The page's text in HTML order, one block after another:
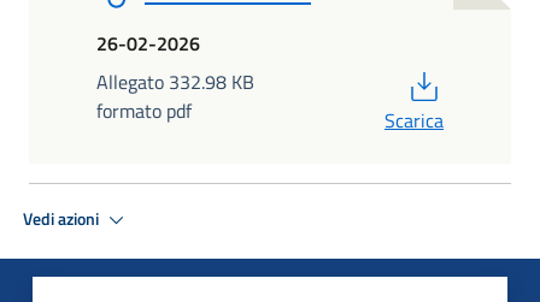
26-02-2026
Allegato 332.98 KB
formato pdf
Scarica
Vedi azioni